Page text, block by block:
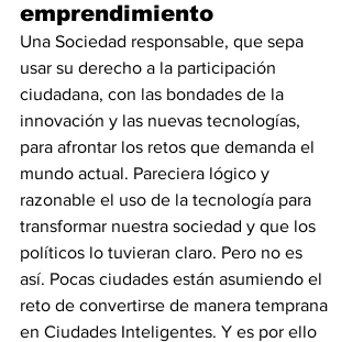
emprendimiento
Una Sociedad responsable, que sepa
usar su derecho a la participación
ciudadana, con las bondades de la
innovación y las nuevas tecnologías,
para afrontar los retos que demanda el
mundo actual. Pareciera lógico y
razonable el uso de la tecnología para
transformar nuestra sociedad y que los
políticos lo tuvieran claro. Pero no es
así. Pocas ciudades están asumiendo el
reto de convertirse de manera temprana
en Ciudades Inteligentes. Y es por ello